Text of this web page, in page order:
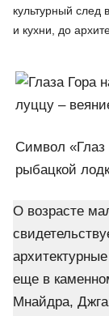
культурный след
и кухни, до
Символ «Глаз
рыбацкой
О возрасте
еще в
Мнайдра,